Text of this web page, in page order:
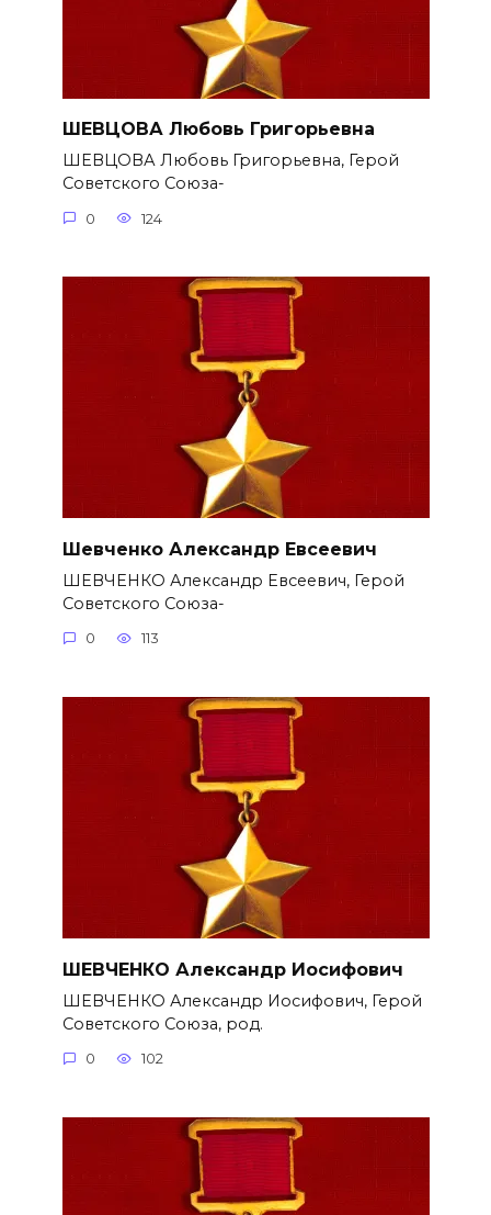
ШЕВЦОВА Любовь Григорьевна
ШЕВЦОВА Любовь Григорьевна, Герой
Советского Союза-
0 124
Шевченко Александр Евсеевич
ШЕВЧЕНКО Александр Евсеевич, Герой
Советского Союза-
0 113
ШЕВЧЕНКО Александр Иосифович
ШЕВЧЕНКО Александр Иосифович, Герой
Советского Союза, род.
0 102